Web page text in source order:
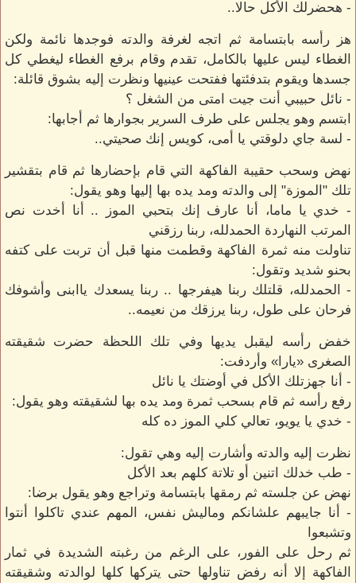
- هحضرلك الأكل حالا..
هز رأسه بابتسامة ثم اتجه لغرفة والدته فوجدها نائمة ولكن
الغطاء ليس عليها بالكامل، تقدم وقام برفع الغطاء ليغطي كل
جسدها ويقوم بتدفئتها ففتحت عينيها ونظرت إليه بشوق قائلة:
- نائل حبيبي أنت جيت امتى من الشغل ؟
ابتسم وهو يجلس على طرف السرير بجوارها ثم أجابها:
- لسة جاي دلوقتي يا أمى، كويس إنك صحيتي..
نهض وسحب حقيبة الفاكهة التي قام بإحضارها ثم قام بتقشير
تلك "الموزة" إلى والدته ومد يده بها إليها وهو يقول:
- خدي يا ماما، أنا عارف إنك بتحبي الموز .. أنا أخدت نص
المرتب النهاردة الحمدلله، ربنا رزقني
تناولت منه ثمرة الفاكهة وقطمت منها قبل أن تربت على كتفه
بحنو شديد وتقول:
- الحمدلله، قلتلك ربنا هيفرجها .. ربنا يسعدك ياابنى وأشوفك
فرحان على طول، ربنا يرزقك من نعيمه..
خفض رأسه ليقبل يديها وفي تلك اللحظة حضرت شقيقته
الصغرى «يارا» وأردفت:
- أنا جهزتلك الأكل في أوضتك يا نائل
رفع رأسه ثم قام بسحب ثمرة ومد يده بها لشقيقته وهو يقول:
- خدي يا يويو، تعالي كلي الموز ده كله
نظرت إليه والدته وأشارت إليه وهي تقول:
- طب خدلك اتنين أو تلاتة كلهم بعد الأكل
نهض عن جلسته ثم رمقها بابتسامة وتراجع وهو يقول برضا:
- أنا جايبهم علشانكم وماليش نفس، المهم عندي تاكلوا أنتوا
وتشبعوا
ثم رحل على الفور، على الرغم من رغبته الشديدة في ثمار
الفاكهة إلا أنه رفض تناولها حتى يتركها كلها لوالدته وشقيقته